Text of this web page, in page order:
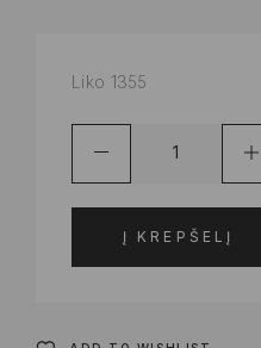
Liko 1355
Į KREPŠELĮ